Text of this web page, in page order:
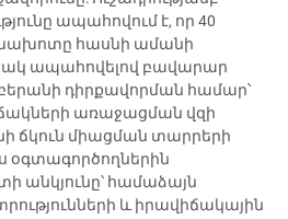
ապահովում է, որ 40
հասնի ամանի
ապահովելով բավարար
դիրքավորման համար՝
առաջացման վզի
ճկուն միացման տարրերի
օգտագործողներին
անկյունը՝ համաձայն
և իրավիճակային